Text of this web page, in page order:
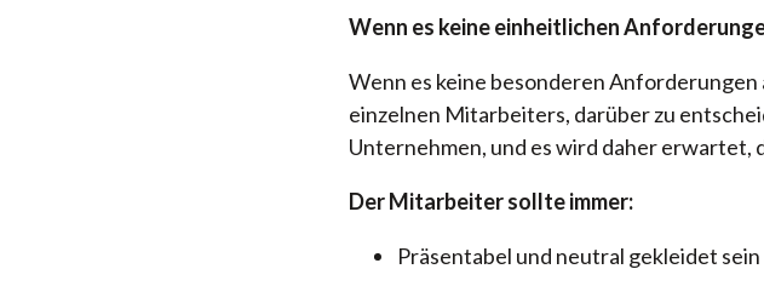
Wenn es keine einheitlichen
Wenn es keine besonderen Anforderungen
einzelnen Mitarbeiters, darüber zu
Unternehmen, und es wird daher erwartet,
Der Mitarbeiter sollte immer:
Präsentabel und neutral gekleidet sein